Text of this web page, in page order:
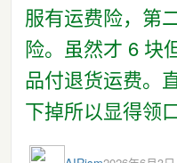
服有运费险，第
险。虽然才 6 块
品付退货运费。
下掉所以显得领